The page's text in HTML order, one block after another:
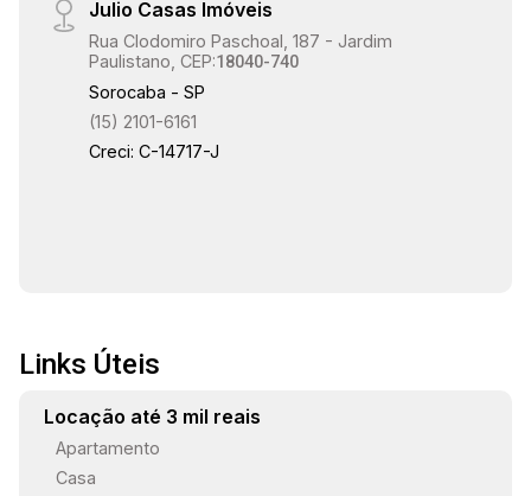
Julio Casas Imóveis
Rua Clodomiro Paschoal, 187 - Jardim
Paulistano, CEP:18040-740
Sorocaba - SP
(15) 2101-6161
Creci: C-14717-J
Links Úteis
Locação até 3 mil reais
Apartamento
Casa